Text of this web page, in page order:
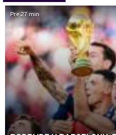
Pre 27 min